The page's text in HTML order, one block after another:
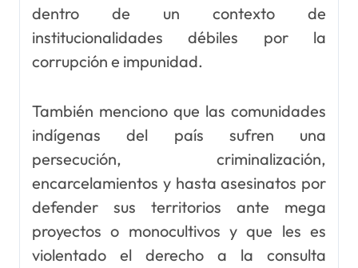
dentro de un contexto de
institucionalidades débiles por la
corrupción e impunidad.
También menciono que las comunidades
indígenas del país sufren una
persecución, criminalización,
encarcelamientos y hasta asesinatos por
defender sus territorios ante mega
proyectos o monocultivos y que les es
violentado el derecho a la consulta